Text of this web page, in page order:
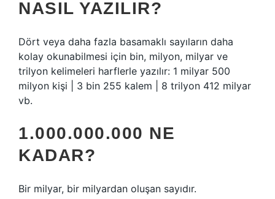
NASIL YAZILIR?
Dört veya daha fazla basamaklı sayıların daha
kolay okunabilmesi için bin, milyon, milyar ve
trilyon kelimeleri harflerle yazılır: 1 milyar 500
milyon kişi | 3 bin 255 kalem | 8 trilyon 412 milyar
vb.
1.000.000.000 NE
KADAR?
Bir milyar, bir milyardan oluşan sayıdır.